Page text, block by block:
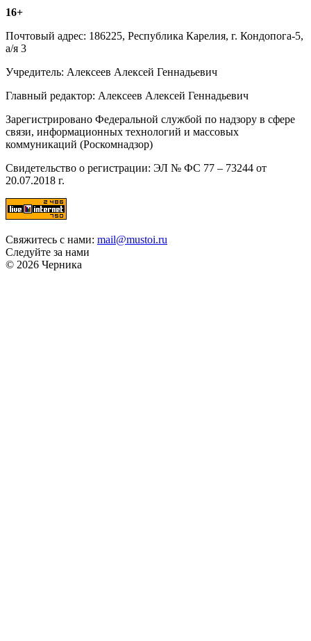
16+
Почтовый адрес: 186225, Республика Карелия, г. Кондопога-5,
а/я 3
Учредитель: Алексеев Алексей Геннадьевич
Главный редактор: Алексеев Алексей Геннадьевич
Зарегистрировано Федеральной службой по надзору в сфере
связи, информационных технологий и массовых
коммуникаций (Роскомнадзор)
Свидетельство о регистрации: ЭЛ № ФС 77 – 73244 от
20.07.2018 г.
Свяжитесь с нами: mail@mustoi.ru
Следуйте за нами
© 2026 Черника